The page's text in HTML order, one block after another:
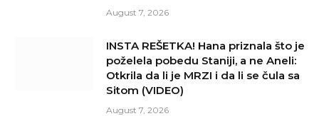
August 7, 2026
INSTA REŠETKA! Hana priznala što je
poželela pobedu Staniji, a ne Aneli:
Otkrila da li je MRZI i da li se čula sa
Sitom (VIDEO)
August 7, 2026